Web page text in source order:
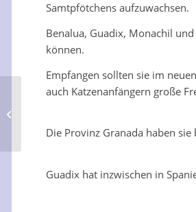
Samtpfötchens aufzuwachsen.
Benalua, Guadix, Monachil
können.
Empfangen sollten sie im
auch Katzenanfängern große
Die Provinz Granada haben
Guadix hat inzwischen in